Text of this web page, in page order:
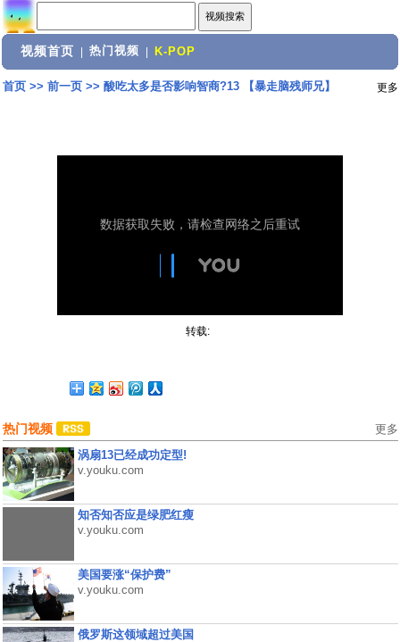
视频首页 热门视频 K-POP
首页>> 前一页>> 酸吃太多是否影响智商?13 【暴走脑残师兄】 更多
转载:
热门视频 更多
涡扇13已经成功定型!
v.youku.com
知否知否应是绿肥红瘦
v.youku.com
美国要涨“保护费”
v.youku.com
俄罗斯这领域超过美国